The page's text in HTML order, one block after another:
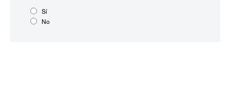
Sí
No